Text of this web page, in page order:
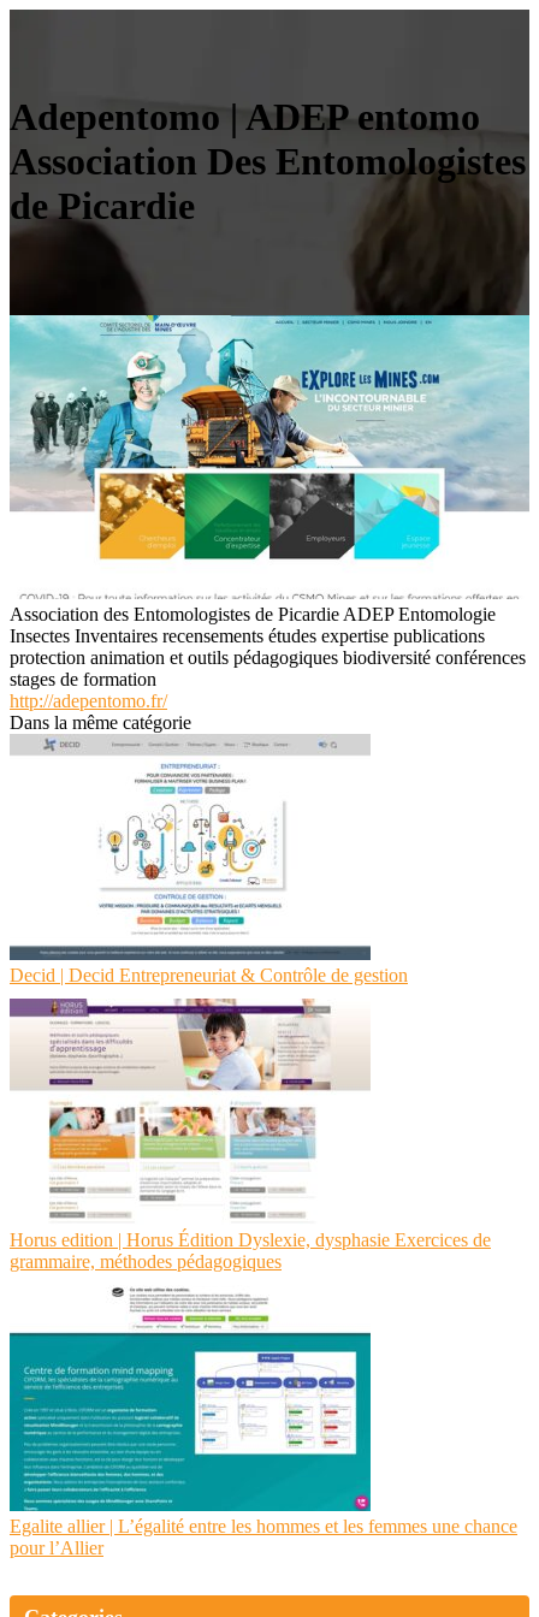
Adepentomo | ADEP entomo
Association Des En­tomolo­gistes
de Picardie
Association des Entomologistes de Picardie ADEP Entomologie
Insectes Inventaires recensements études expertise publications
protection animation et outils pédagogiques biodiversité conférences
stages de formation
http://adepentomo.fr/
Dans la même catégorie
Decid | Decid Entrep­reneu­riat & Contrôle de gestion
Horus edition | Horus Édition Dyslexie, dysphasie Exercices de
grammaire, méthodes pédagogi­ques
Egalite allier | L’égalité entre les hommes et les femmes une chance
pour l’Allier